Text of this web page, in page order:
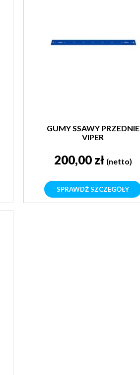
GUMY SSAWY PRZEDNIE
VIPER
200,00 zł (netto)
SPRAWDŹ SZCZEGÓŁY